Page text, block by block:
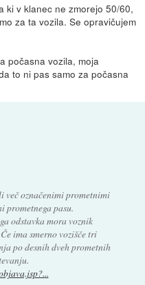
ki v klanec ne zmorejo 50/60,
za ta vozila. Se opravičujem
počasna vozila, moja
to ni pas samo za počasna
več označenimi prometnimi
prometnega pasu.
odstavka mora voznik
ima smerno vozišče tri
po desnih dveh prometnih